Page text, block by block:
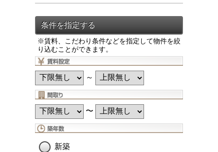
※賃料、こだわり条件などを指定して物件を絞
り込むことができます。
～
〜
新築